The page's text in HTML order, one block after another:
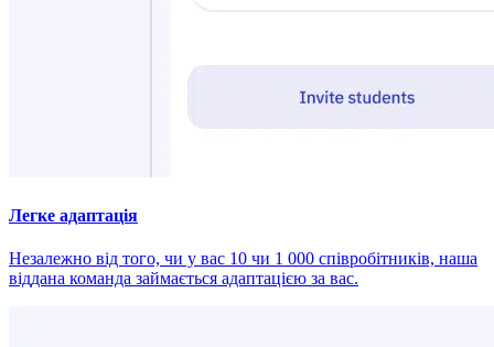
Легке адаптація
Незалежно від того, чи у вас 10 чи 1 000 співробітників, наша
віддана команда займається адаптацією за вас.